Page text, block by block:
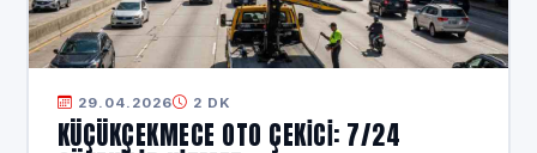
29.04.2026 2 DK
KÜÇÜKÇEKMECE OTO ÇEKICI: 7/24